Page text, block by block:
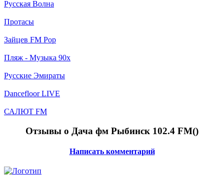
Русская Волна
Протасы
Зайцев FM Pop
Пляж - Музыка 90х
Русские Эмираты
Dancefloor LIVE
САЛЮТ FM
Отзывы о Дача фм Рыбинск 102.4 FM()
Написать комментарий